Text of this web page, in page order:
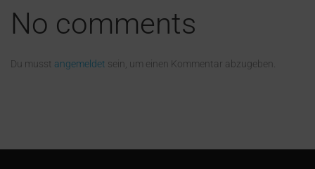
No comments
Du musst angemeldet sein, um einen Kommentar abzugeben.